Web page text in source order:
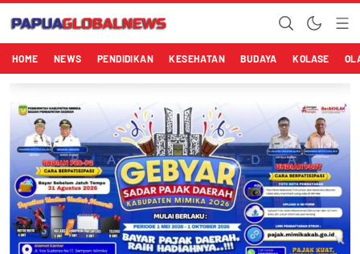
Papuaglobalnews.com
Menulis Fakta dengan Hati Bening
HOME NEWS PENDIDIKAN KESEHATAN BUDAYA KOLASE